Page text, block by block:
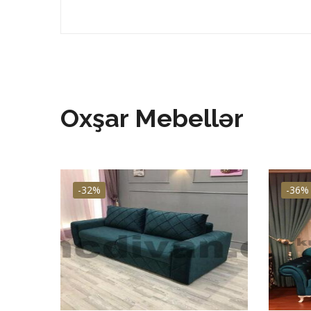
Oxşar Mebellər
-32% -36%